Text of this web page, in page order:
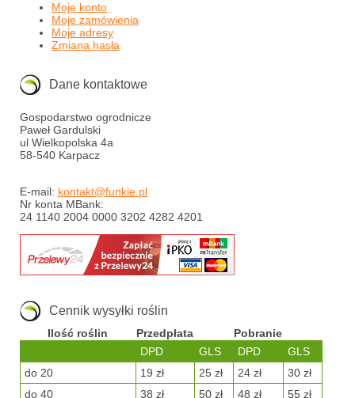
Moje konto
Moje zamówienia
Moje adresy
Zmiana hasła
Dane kontaktowe
Gospodarstwo ogrodnicze
Paweł Gardulski
ul Wielkopolska 4a
58-540 Karpacz
E-mail: kontakt@funkie.pl
Nr konta MBank:
24 1140 2004 0000 3202 4282 4201
Cennik wysyłki roślin
Ilość roślin Przedpłata
Pobranie
DPD
GLS DPD
GLS
do 20
19 zł 25 zł 24 zł
30 zł
do 40
38 zł 50 zł 48 zł
55 zł